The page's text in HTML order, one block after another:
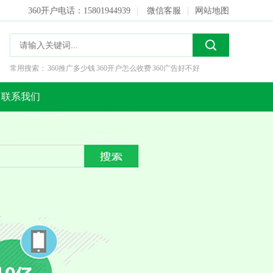
360开户电话：15801944939 微信客服 网站地图
常用搜索： 360推广多少钱360开户怎么收费360广告好不好
联系我们